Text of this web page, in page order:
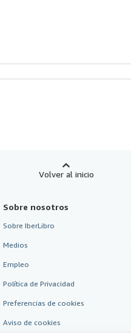
Volver al inicio
Sobre nosotros
Sobre IberLibro
Medios
Empleo
Política de Privacidad
Preferencias de cookies
Aviso de cookies